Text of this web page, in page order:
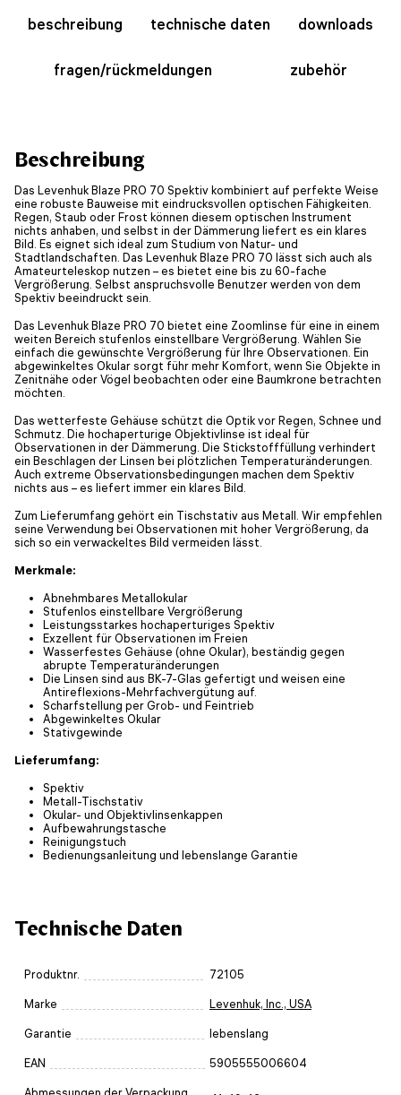
beschreibung technische daten downloads
fragen/rückmeldungen zubehör
Beschreibung
Das Levenhuk Blaze PRO 70 Spektiv kombiniert auf perfekte Weise
eine robuste Bauweise mit eindrucksvollen optischen Fähigkeiten.
Regen, Staub oder Frost können diesem optischen Instrument
nichts anhaben, und selbst in der Dämmerung liefert es ein klares
Bild. Es eignet sich ideal zum Studium von Natur- und
Stadtlandschaften. Das Levenhuk Blaze PRO 70 lässt sich auch als
Amateurteleskop nutzen – es bietet eine bis zu 60-fache
Vergrößerung. Selbst anspruchsvolle Benutzer werden von dem
Spektiv beeindruckt sein.
Das Levenhuk Blaze PRO 70 bietet eine Zoomlinse für eine in einem
weiten Bereich stufenlos einstellbare Vergrößerung. Wählen Sie
einfach die gewünschte Vergrößerung für Ihre Observationen. Ein
abgewinkeltes Okular sorgt führ mehr Komfort, wenn Sie Objekte in
Zenitnähe oder Vögel beobachten oder eine Baumkrone betrachten
möchten.
Das wetterfeste Gehäuse schützt die Optik vor Regen, Schnee und
Schmutz. Die hochaperturige Objektivlinse ist ideal für
Observationen in der Dämmerung. Die Stickstofffüllung verhindert
ein Beschlagen der Linsen bei plötzlichen Temperaturänderungen.
Auch extreme Observationsbedingungen machen dem Spektiv
nichts aus – es liefert immer ein klares Bild.
Zum Lieferumfang gehört ein Tischstativ aus Metall. Wir empfehlen
seine Verwendung bei Observationen mit hoher Vergrößerung, da
sich so ein verwackeltes Bild vermeiden lässt.
Merkmale:
Abnehmbares Metallokular
Stufenlos einstellbare Vergrößerung
Leistungsstarkes hochaperturiges Spektiv
Exzellent für Observationen im Freien
Wasserfestes Gehäuse (ohne Okular), beständig gegen
abrupte Temperaturänderungen
Die Linsen sind aus BK-7-Glas gefertigt und weisen eine
Antireflexions-Mehrfachvergütung auf.
Scharfstellung per Grob- und Feintrieb
Abgewinkeltes Okular
Stativgewinde
Lieferumfang:
Spektiv
Metall-Tischstativ
Okular- und Objektivlinsenkappen
Aufbewahrungstasche
Reinigungstuch
Bedienungsanleitung und lebenslange Garantie
Technische Daten
Produktnr. 72105
Marke Levenhuk, Inc., USA
Garantie lebenslang
EAN 5905555006604